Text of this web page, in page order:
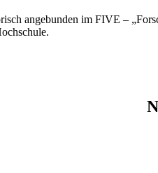
angebunden im FIVE –